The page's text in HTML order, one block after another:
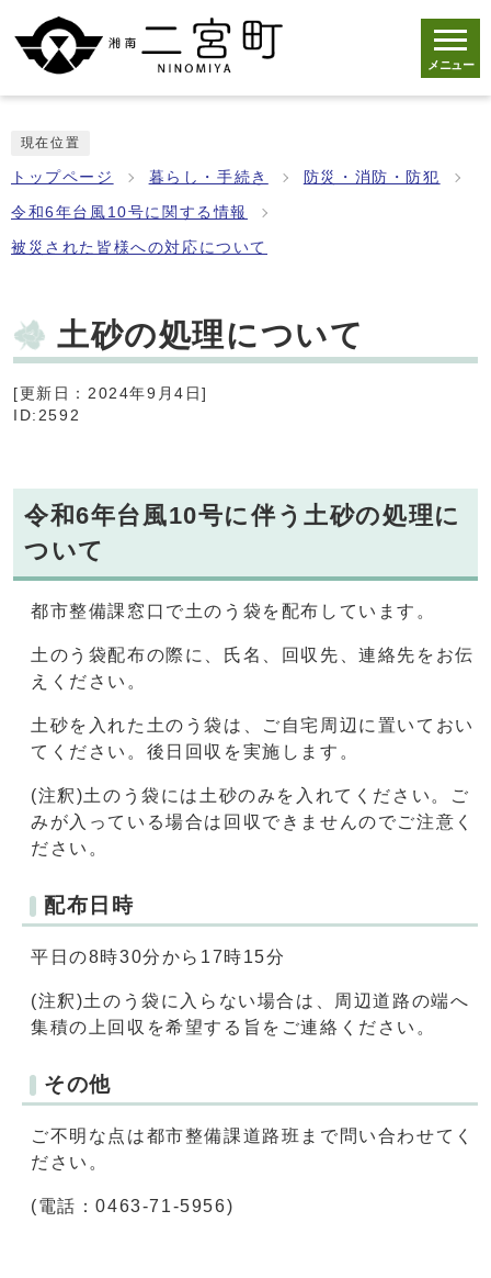
メニュー
現在位置
トップページ 暮らし・手続き 防災・消防・防犯
令和6年台風10号に関する情報
被災された皆様への対応について
土砂の処理について
[更新日：2024年9月4日]
ID:2592
令和6年台風10号に伴う土砂の処理に
ついて
都市整備課窓口で土のう袋を配布しています。
土のう袋配布の際に、氏名、回収先、連絡先をお伝
えください。
土砂を入れた土のう袋は、ご自宅周辺に置いておい
てください。後日回収を実施します。
(注釈)土のう袋には土砂のみを入れてください。ご
みが入っている場合は回収できませんのでご注意く
ださい。
配布日時
平日の8時30分から17時15分
(注釈)土のう袋に入らない場合は、周辺道路の端へ
集積の上回収を希望する旨をご連絡ください。
その他
ご不明な点は都市整備課道路班まで問い合わせてく
ださい。
(電話：0463-71-5956)